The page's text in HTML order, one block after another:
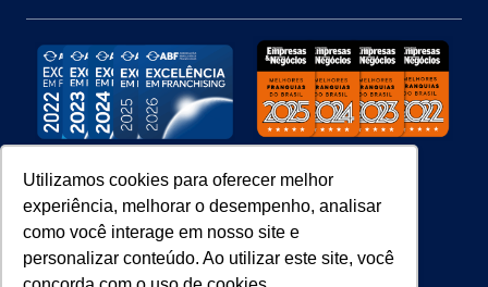
Utilizamos cookies para oferecer melhor
experiência, melhorar o desempenho, analisar
como você interage em nosso site e
personalizar conteúdo. Ao utilizar este site, você
Site 100% Seguro